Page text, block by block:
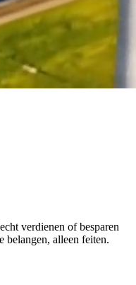
verdienen of besparen
belangen, alleen feiten.